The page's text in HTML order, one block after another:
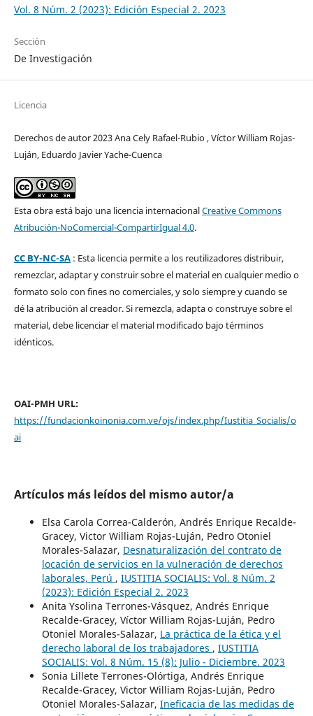
Vol. 8 Núm. 2 (2023): Edición Especial 2. 2023
Sección
De Investigación
Licencia
Derechos de autor 2023 Ana Cely Rafael-Rubio , Víctor William Rojas-
Luján, Eduardo Javier Yache-Cuenca
Esta obra está bajo una licencia internacionalCreative Commons
Atribución-NoComercial-CompartirIgual 4.0.
CC BY-NC-SA: Esta licencia permite a los reutilizadores distribuir,
remezclar, adaptar y construir sobre el material en cualquier medio o
formato solo con fines no comerciales, y solo siempre y cuando se
dé la atribución al creador. Si remezcla, adapta o construye sobre el
material, debe licenciar el material modificado bajo términos
idénticos.
OAI-PMH URL:
https://fundacionkoinonia.com.ve/ojs/index.php/Iustitia_Socialis/o
ai
Artículos más leídos del mismo autor/a
Elsa Carola Correa-Calderón, Andrés Enrique Recalde-
Gracey, Victor William Rojas-Luján, Pedro Otoniel
Morales-Salazar, Desnaturalización del contrato de
locación de servicios en la vulneración de derechos
laborales, Perú , IUSTITIA SOCIALIS: Vol. 8 Núm. 2
(2023): Edición Especial 2. 2023
Anita Ysolina Terrones-Vásquez, Andrés Enrique
Recalde-Gracey, Víctor William Rojas-Luján, Pedro
Otoniel Morales-Salazar, La práctica de la ética y el
derecho laboral de los trabajadores , IUSTITIA
SOCIALIS: Vol. 8 Núm. 15 (8): Julio - Diciembre. 2023
Sonia Lillete Terrones-Olórtiga, Andrés Enrique
Recalde-Gracey, Victor William Rojas-Luján, Pedro
Otoniel Morales-Salazar, Ineficacia de las medidas de